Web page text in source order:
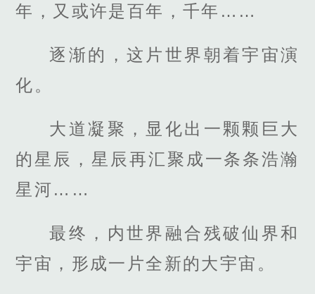
年，又或许是百年，千年……
逐渐的，这片世界朝着宇宙演
化。
大道凝聚，显化出一颗颗巨大
的星辰，星辰再汇聚成一条条浩瀚
星河……
最终，内世界融合残破仙界和
宇宙，形成一片全新的大宇宙。